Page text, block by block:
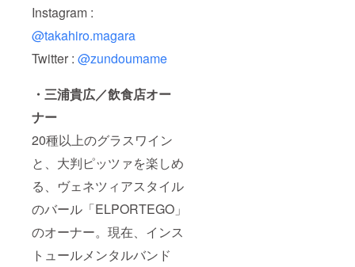
Instagram :
@takahiro.magara
Twitter : @zundoumame
・三浦貴広／飲食店オー
ナー
20種以上のグラスワイン
と、大判ピッツァを楽しめ
る、ヴェネツィアスタイル
のバール「ELPORTEGO」
のオーナー。現在、インス
トュールメンタルバンド